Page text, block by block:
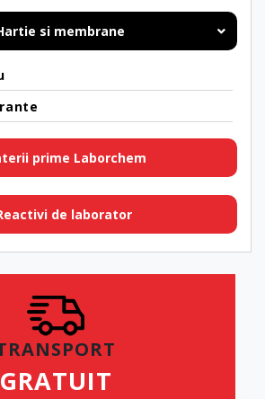
si membrane
prime Laborchem
de laborator
GRATUIT